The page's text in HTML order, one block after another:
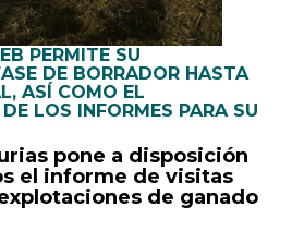
PERMITE SU
DE BORRADOR HASTA
ASÍ COMO EL
LOS INFORMES PARA SU
pone a disposición
el informe de visitas
de ganado